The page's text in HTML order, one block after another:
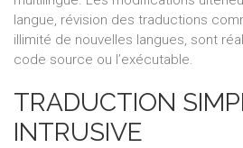
langue, révision des traductions
illimité de nouvelles langues, sont
code source ou l’exécutable.
TRADUCTION
INTRUSIVE